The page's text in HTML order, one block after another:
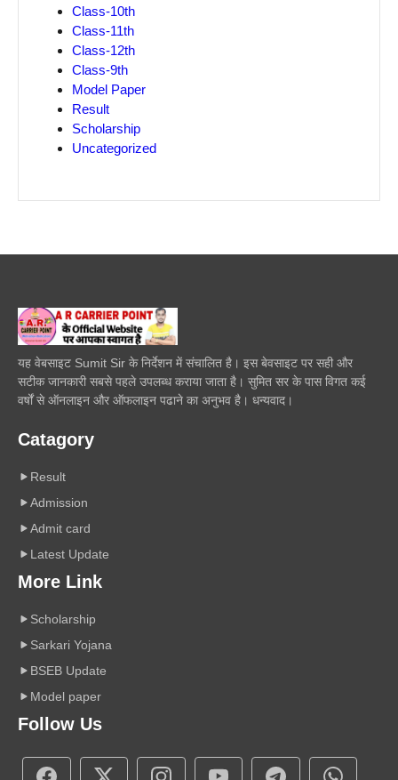
Class-10th
Class-11th
Class-12th
Class-9th
Model Paper
Result
Scholarship
Uncategorized
यह वेबसाइट Sumit Sir के निर्देशन में संचालित है। इस बेवसाइट पर सही और
सटीक जानकारी सबसे पहले उपलब्ध कराया जाता है। सुमित सर के पास विगत कई
वर्षों से ऑनलाइन और ऑफलाइन पढाने का अनुभव है। धन्यवाद।
Catagory
Result
Admission
Admit card
Latest Update
More Link
Scholarship
Sarkari Yojana
BSEB Update
Model paper
Follow Us